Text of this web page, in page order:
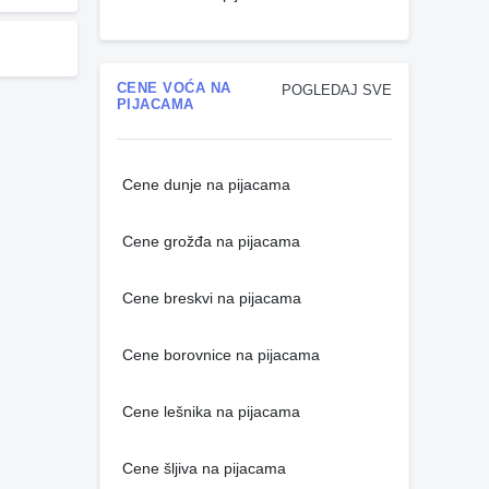
POGLEDAJ SVE
CENE VOĆA NA
PIJACAMA
Cene dunje na pijacama
Cene grožđa na pijacama
Cene breskvi na pijacama
Cene borovnice na pijacama
Cene lešnika na pijacama
Cene šljiva na pijacama